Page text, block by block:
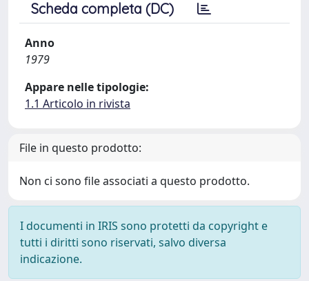
Scheda completa (DC)
Anno
1979
Appare nelle tipologie:
1.1 Articolo in rivista
File in questo prodotto:
Non ci sono file associati a questo prodotto.
I documenti in IRIS sono protetti da copyright e
tutti i diritti sono riservati, salvo diversa
indicazione.